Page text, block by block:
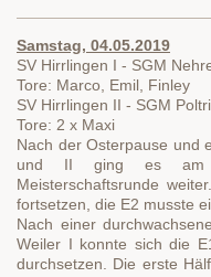
Samstag, 04.05.2019
SV Hirrlingen I - SGM
Tore: Marco, Emil, Finley
SV Hirrlingen II - SGM
Tore: 2 x Maxi
Nach der Osterpause und
und II ging es am
Meisterschaftsrunde
fortsetzen, die E2 musste
Nach einer
Weiler I konnte sich die
durchsetzen. Die erste